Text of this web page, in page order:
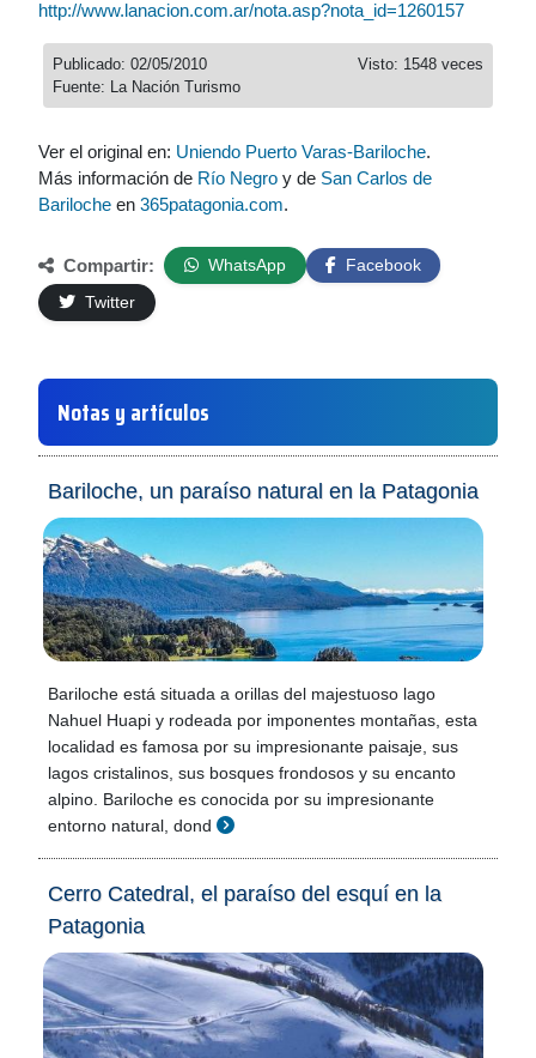
http://www.lanacion.com.ar/nota.asp?nota_id=1260157
Visto: 1548 veces
Publicado: 02/05/2010
Fuente: La Nación Turismo
Ver el original en: Uniendo Puerto Varas-Bariloche.
Más información de Río Negro y de San Carlos de
Bariloche en 365patagonia.com.
Compartir: WhatsApp
Facebook
Twitter
Notas y artículos
Bariloche, un paraíso natural en la Patagonia
Bariloche está situada a orillas del majestuoso lago
Nahuel Huapi y rodeada por imponentes montañas, esta
localidad es famosa por su impresionante paisaje, sus
lagos cristalinos, sus bosques frondosos y su encanto
alpino. Bariloche es conocida por su impresionante
entorno natural, dond
Cerro Catedral, el paraíso del esquí en la
Patagonia